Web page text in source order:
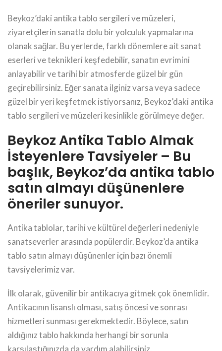
Beykoz’daki antika tablo sergileri ve müzeleri,
ziyaretçilerin sanatla dolu bir yolculuk yapmalarına
olanak sağlar. Bu yerlerde, farklı dönemlere ait sanat
eserleri ve teknikleri keşfedebilir, sanatın evrimini
anlayabilir ve tarihi bir atmosferde güzel bir gün
geçirebilirsiniz. Eğer sanata ilginiz varsa veya sadece
güzel bir yeri keşfetmek istiyorsanız, Beykoz’daki antika
tablo sergileri ve müzeleri kesinlikle görülmeye değer.
Beykoz Antika Tablo Almak
İsteyenlere Tavsiyeler – Bu
başlık, Beykoz’da antika tablo
satın almayı düşünenlere
öneriler sunuyor.
Antika tablolar, tarihi ve kültürel değerleri nedeniyle
sanatseverler arasında popülerdir. Beykoz’da antika
tablo satın almayı düşünenler için bazı önemli
tavsiyelerimiz var.
İlk olarak, güvenilir bir antikacıya gitmek çok önemlidir.
Antikacının lisanslı olması, satış öncesi ve sonrası
hizmetleri sunması gerekmektedir. Böylece, satın
aldığınız tablo hakkında herhangi bir sorunla
karşılaştığınızda da yardım alabilirsiniz.